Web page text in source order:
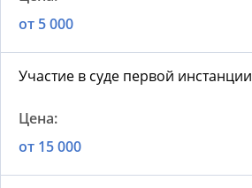
от 5 000
Участие в суде первой инстанции
от 15 000